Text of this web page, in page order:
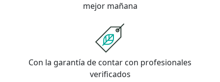
mejor mañana
Con la garantía de contar con profesionales
verificados